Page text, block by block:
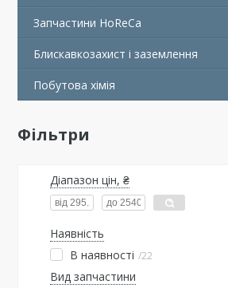
Запчастини HoReCa
Блискавкозахист і заземлення
Побутова хімія
Фільтри
Діапазон цін, ₴
Наявність
В наявності 22
Вид запчастини